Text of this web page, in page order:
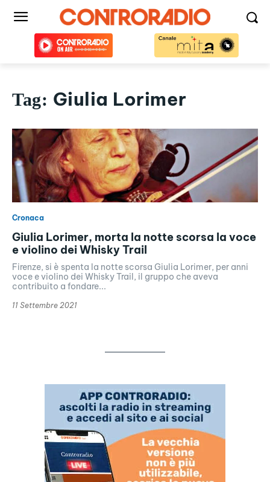
Tag: Giulia Lorimer
Cronaca
Giulia Lorimer, morta la notte scorsa la voce
e violino dei Whisky Trail
Firenze, si è spenta la notte scorsa Giulia Lorimer, per anni
voce e violino dei Whisky Trail, il gruppo che aveva
contribuito a fondare...
11 Settembre 2021